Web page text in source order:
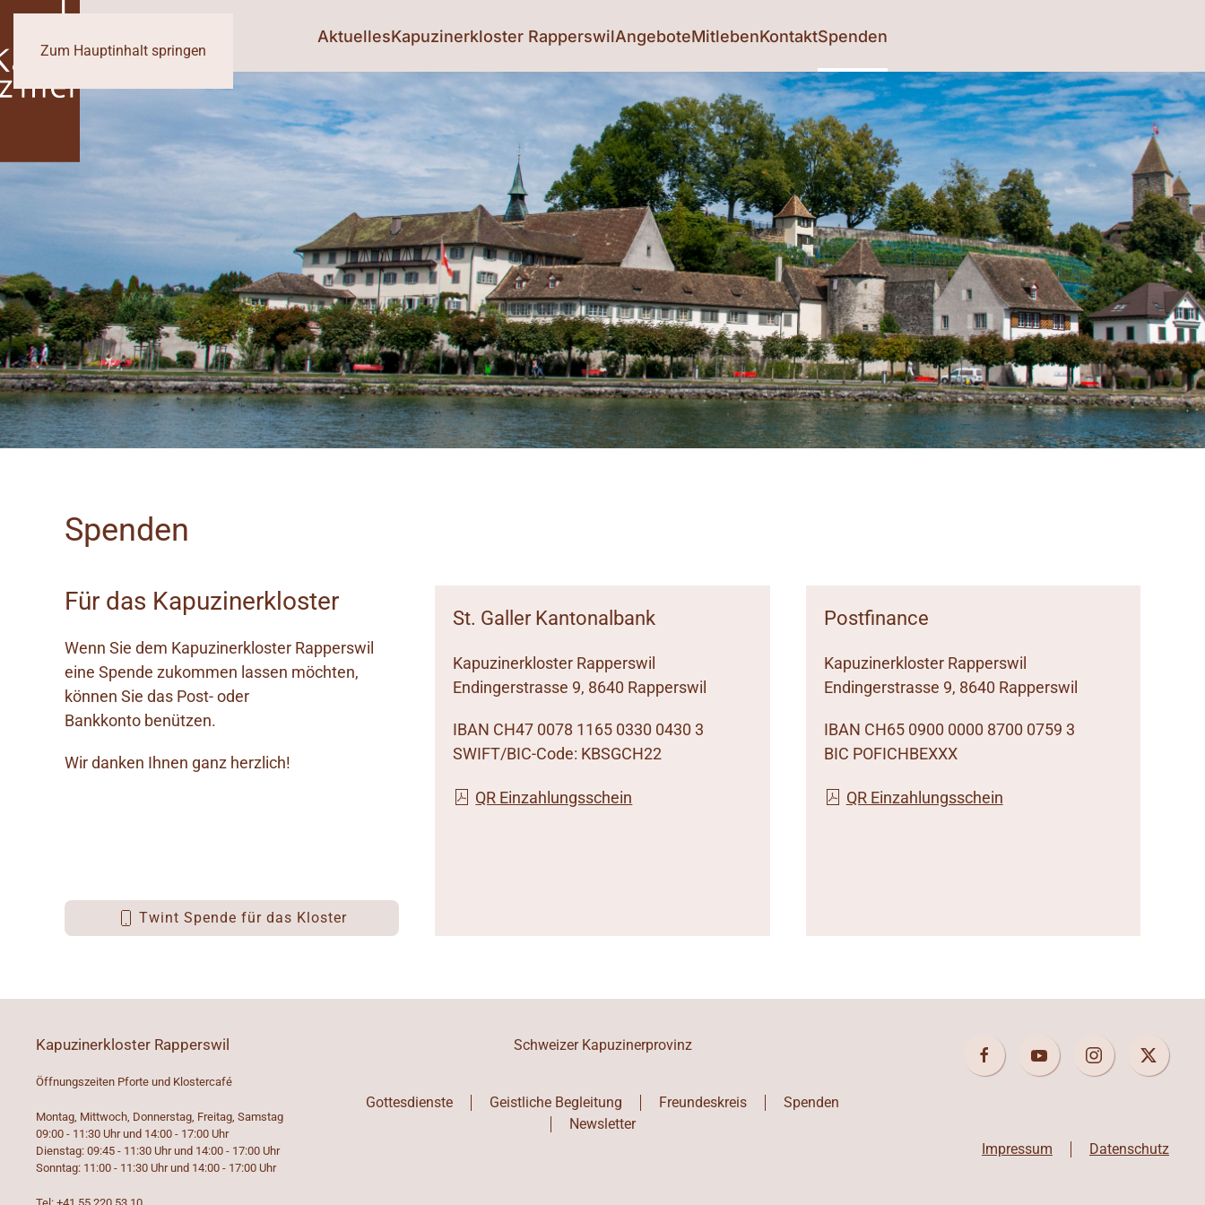
Zum Hauptinhalt springen
AktuellesKapuzinerkloster RapperswilAngeboteMitlebenKontaktSpenden
Spenden
Für das Kapuzinerkloster
Wenn Sie dem Kapuzinerkloster Rapperswil
eine Spende zukommen lassen möchten,
können Sie das Post- oder
Bankkonto benützen.
Wir danken Ihnen ganz herzlich!
Twint Spende für das Kloster
St. Galler Kantonalbank
Kapuzinerkloster Rapperswil
Endingerstrasse 9, 8640 Rapperswil
IBAN CH47 0078 1165 0330 0430 3
SWIFT/BIC-Code: KBSGCH22
QR Einzahlungsschein
Postfinance
Kapuzinerkloster Rapperswil
Endingerstrasse 9, 8640 Rapperswil
IBAN CH65 0900 0000 8700 0759 3
BIC POFICHBEXXX
QR Einzahlungsschein
Kapuzinerkloster Rapperswil
Öffnungszeiten Pforte und Klostercafé
Montag, Mittwoch, Donnerstag, Freitag, Samstag
09:00 - 11:30 Uhr und 14:00 - 17:00 Uhr
Dienstag: 09:45 - 11:30 Uhr und 14:00 - 17:00 Uhr
Sonntag: 11:00 - 11:30 Uhr und 14:00 - 17:00 Uhr
Schweizer Kapuzinerprovinz
Gottesdienste Geistliche Begleitung Freundeskreis
Spenden
Newsletter
Impressum
Datenschutz